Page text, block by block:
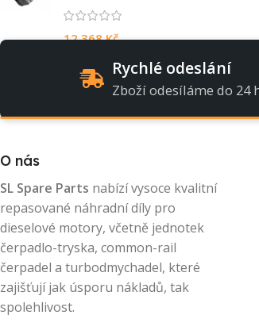
12 368Kč
Rychlé odeslání
Zboží odesíláme do 24
O nás
SL Spare Parts nabízí vysoce kvalitní
repasované náhradní díly pro
dieselové motory, včetně jednotek
čerpadlo-tryska, common-rail
čerpadel a turbodmychadel, které
zajišťují jak úsporu nákladů, tak
spolehlivost.